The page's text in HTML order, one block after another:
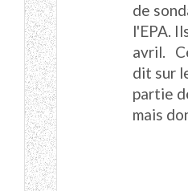
de
l'EPA.
avril.
dit sur
partie
mais